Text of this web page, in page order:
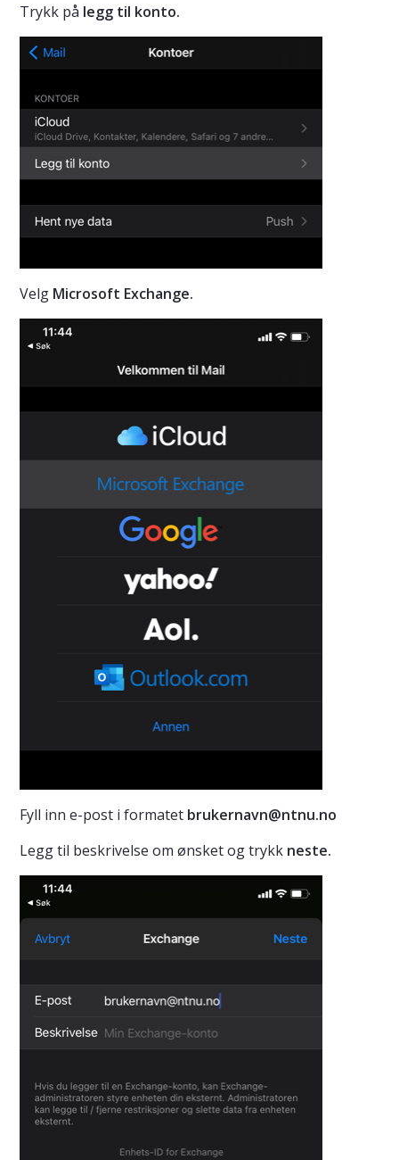
Trykk på legg til konto.
Velg Microsoft Exchange.
Fyll inn e-post i formatet brukernavn@ntnu.no
Legg til beskrivelse om ønsket og trykk neste.